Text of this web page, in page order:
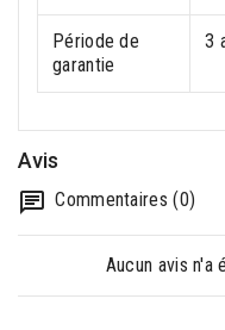
Période de
garantie
3
Avis
Commentaires (0)
Aucun avis n'a